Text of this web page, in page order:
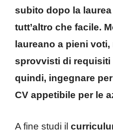
subito dopo la
tutt’altro che facile.
laureano a pieni
sprovvisti di requisiti
quindi, ingegnare
CV appetibile per le
A fine studi il